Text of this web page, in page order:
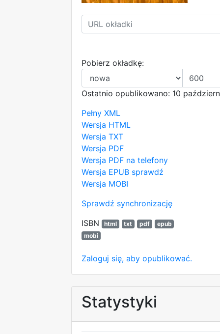
Pobierz okładkę:
Ostatnio opublikowano: 10
Pełny XML
Wersja HTML
Wersja TXT
Wersja PDF
Wersja PDF na telefony
Wersja EPUB sprawdź
Wersja MOBI
Sprawdź synchronizację
ISBN
html txt pdf
epub
mobi
Zaloguj się, aby opublikować.
Statystyki